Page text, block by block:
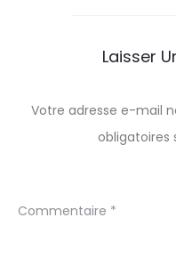
Laisser
Votre adresse e-mail
obligatoires
Commentaire *